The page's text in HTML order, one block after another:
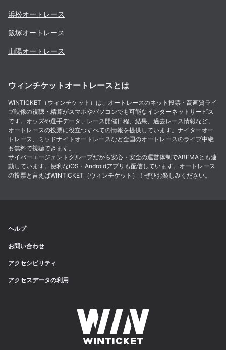
浜松オートレース
飯塚オートレース
山陽オートレース
ウィンチケットオートレースとは
WINTICKET（ウィンチケット）は、オートレースのネット投票・高画質ライ
ブ映像の視聴・精算がスマホやパソコンでも可能なインターネットサービス
です。オッズや選手データ、レース開催日程、結果、過去レース情報など、
オートレースの投票に役立つすべての情報を提供しています。ナイターオー
トレース、ミッドナイトオートレースなど全国のオートレースのライブ中継
も無料で視聴できます。
サイバーエージェントグループだから安心・安全の運営体制でABEMAとも連
動しています。便利なiOS・Androidアプリも配信しています。オートレース
の投票と言えばWINTICKET（ウィンチケット）！ぜひお楽しみください。
ヘルプ
お問い合わせ
アクセシビリティ
アクセスデータの利用